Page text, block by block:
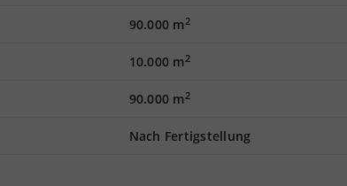
90.000 m2
10.000 m2
90.000 m2
Nach Fertigstellung